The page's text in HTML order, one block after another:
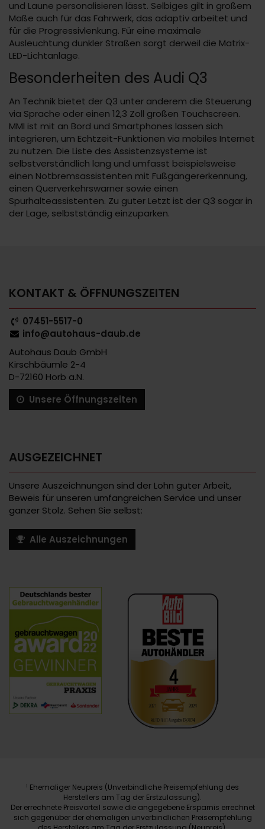
und Laune personalisieren lässt. Selbiges gilt in großem
Maße auch für das Fahrwerk, das adaptiv arbeitet und
für die Progressivlenkung. Für eine maximale
Ausleuchtung dunkler Straßen sorgt derweil die Matrix-
LED-Lichtanlage.
Besonderheiten des Audi Q3
An Technik bietet der Q3 unter anderem die Steuerung
via Sprache oder einen 12,3 Zoll großen Touchscreen.
MMI ist mit an Bord und Smartphones lassen sich
integrieren, um Echtzeit-Funktionen via mobiles Internet
zu nutzen. Die Liste des Assistenzsysteme ist
selbstverständlich lang und umfasst beispielsweise
einen Notbremsassistenten mit Fußgängererkennung,
einen Querverkehrswarner sowie einen
Spurhalteassistenten. Zu guter Letzt ist der Q3 sogar in
der Lage, selbstständig einzuparken.
KONTAKT & ÖFFNUNGSZEITEN
07451-5517-0
info@autohaus-daub.de
Autohaus Daub GmbH
Kirschbäumle 2-4
D-72160 Horb a.N.
Unsere Öffnungszeiten
AUSGEZEICHNET
Unsere Auszeichnungen sind der Lohn guter Arbeit,
Beweis für unseren umfangreichen Service und unser
ganzer Stolz. Sehen Sie selbst:
Alle Auszeichnungen
1 Ehemaliger Neupreis (Unverbindliche Preisempfehlung des
Herstellers am Tag der Erstzulassung).
Der errechnete Preisvorteil sowie die angegebene Ersparnis errechnet
sich gegenüber der ehemaligen unverbindlichen Preisempfehlung